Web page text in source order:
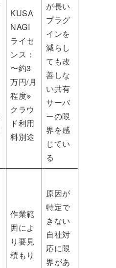
KUSA
NAGI
ライセ
ンス：
〜約3
万円/月
程度※
クラウ
ド利用
料別途
が長い
プラグ
インを
減らし
ても改
善しな
い共有
サーバ
ーの限
界を感
じてい
る
作業範
囲によ
り要見
積もり
原因が
特定で
きない
自社対
応に限
界があ